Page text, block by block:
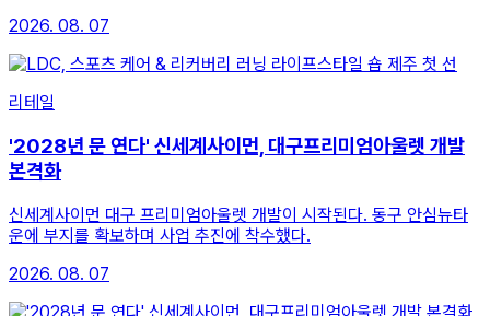
2026. 08. 07
리테일
'2028년 문 연다' 신세계사이먼, 대구프리미엄아울렛 개발
본격화
신세계사이먼 대구 프리미엄아울렛 개발이 시작된다. 동구 안심뉴타
운에 부지를 확보하며 사업 추진에 착수했다.
2026. 08. 07